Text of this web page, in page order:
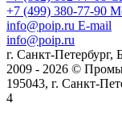
+7 (499) 380-77-90
info@poip.ru E-mail
info@poip.ru
г. Санкт-Петербург,
2009 - 2026 ©
195043, г. Санкт-
4